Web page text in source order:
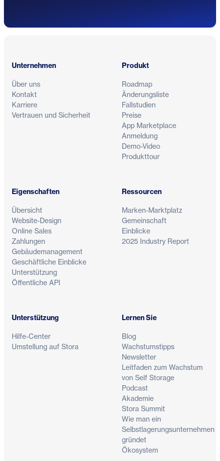
Unternehmen
Über uns
Kontakt
Karriere
Vertrauen und Sicherheit
Produkt
Roadmap
Änderungsliste
Fallstudien
Preise
App Marketplace
Anmeldung
Demo-Video
Produkttour
Eigenschaften
Übersicht
Website-Design
Online Sales
Zahlungen
Gebäudemanagement
Geschäftliche Einblicke
Unterstützung
Öffentliche API
Ressourcen
Marken-Marktplatz
Gemeinschaft
Einblicke
2025 Industry Report
Unterstützung
Hilfe-Center
Umstellung auf Stora
Lernen Sie
Blog
Wachstumstipps
Newsletter
Leitfaden zum Wachstum
von Self Storage
Podcast
Akademie
Stora Summit
Wie man ein
Selbstlagerungsunternehmen
gründet
Ökosystem